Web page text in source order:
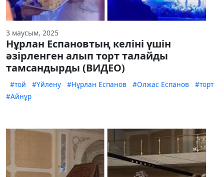
3 маусым, 2025
Нұрлан Еспановтың келіні үшін
әзірленген алып торт талайды
тамсандырды (ВИДЕО)
#той #Үйлену #Нұрлан Еспанов #Олжас Еспанов
#торт
#Айнұр